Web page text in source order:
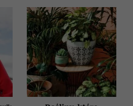
te informacje z innymi danymi
lub uzyskanymi podczas